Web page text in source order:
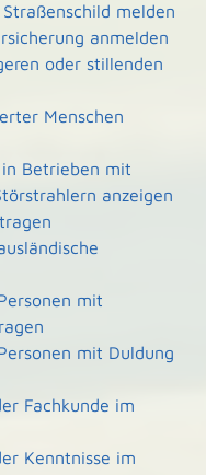
melden
anmelden
oder stillenden
Menschen
Betrieben mit
anzeigen
mit
mit Duldung
Fachkunde im
Kenntnisse im